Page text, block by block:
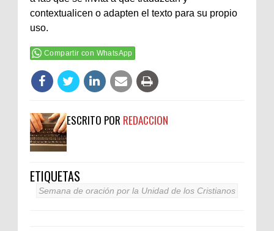
contextualicen o adapten el texto para su propio
uso.
Compartir con WhatsApp
ESCRITO POR REDACCION
ETIQUETAS
Semana de oración por la Unidad de los Cristianos